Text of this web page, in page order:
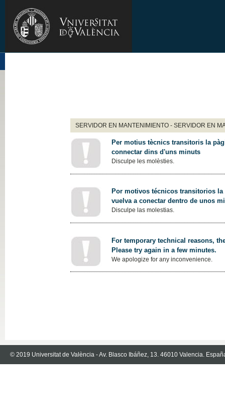
SERVIDOR EN MANTENIMIENTO - SERVIDOR EN
Per motius tècnics transitoris la
connectar dins d'uns minuts
Disculpe les molèsties.
Por motivos técnicos transitorios
vuelva a conectar dentro de unos
Disculpe las molestias.
For temporary technical reasons,
Please try again in a few minutes.
We apologize for any inconvenience.
© 2019 Universitat de València - Av. Blasco Ibáñez, 13. 46010 Valencia.